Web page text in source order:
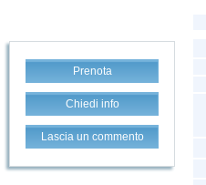
Prenota
Chiedi info
Lascia un commento